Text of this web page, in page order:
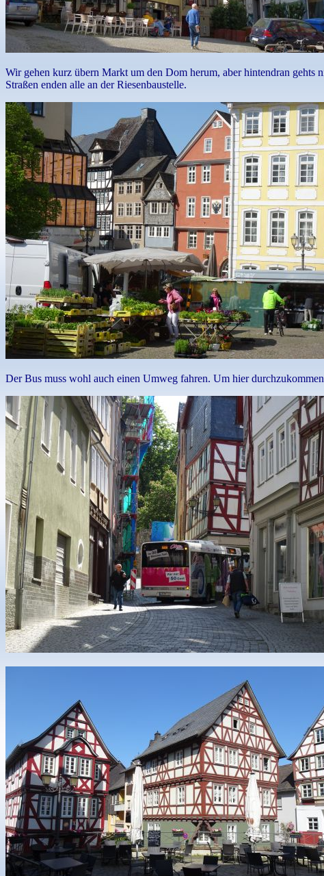
Wir gehen kurz übern Markt um den Dom herum, aber hintendran gehts
Straßen enden alle an der Riesenbaustelle.
Der Bus muss wohl auch einen Umweg fahren. Um hier